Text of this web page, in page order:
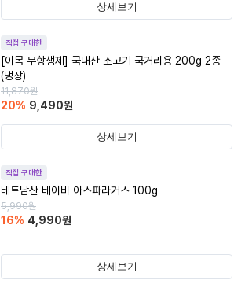
상세보기
직접 구매한
[이목 무항생제] 국내산 소고기 국거리용 200g 2종
(냉장)
11,870원
20% 9,490원
상세보기
직접 구매한
베트남산 베이비 아스파라거스 100g
5,990원
16% 4,990원
상세보기